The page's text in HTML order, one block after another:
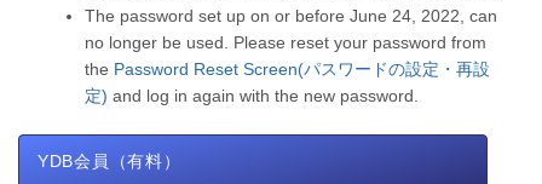
The password set up on or before June 24, 2022, can
no longer be used. Please reset your password from
the Password Reset Screen(パスワードの設定・再設
定) and log in again with the new password.
YDB会員（有料）